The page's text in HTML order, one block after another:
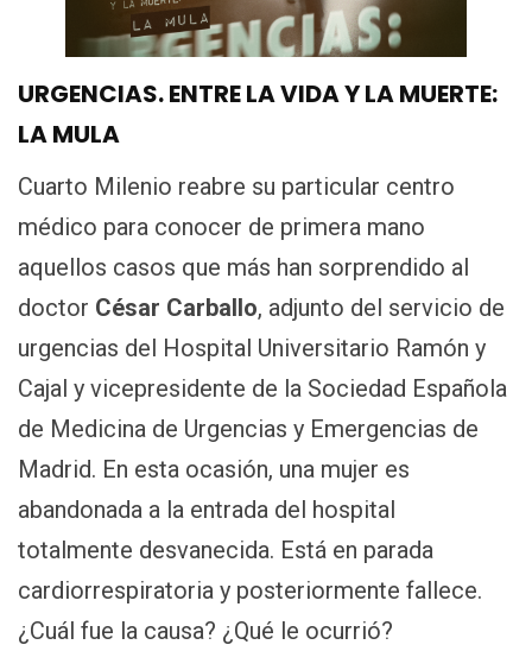
URGENCIAS. ENTRE LA VIDA Y LA MUERTE:
LA MULA
Cuarto Milenio reabre su particular centro
médico para conocer de primera mano
aquellos casos que más han sorprendido al
doctor César Carballo, adjunto del servicio de
urgencias del Hospital Universitario Ramón y
Cajal y vicepresidente de la Sociedad Española
de Medicina de Urgencias y Emergencias de
Madrid. En esta ocasión, una mujer es
abandonada a la entrada del hospital
totalmente desvanecida. Está en parada
cardiorrespiratoria y posteriormente fallece.
¿Cuál fue la causa? ¿Qué le ocurrió?